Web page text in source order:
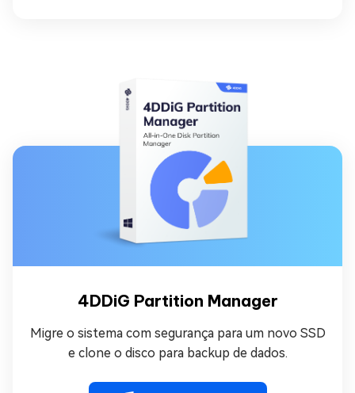
4DDiG Partition Manager
Migre o sistema com segurança para um novo SSD
e clone o disco para backup de dados.